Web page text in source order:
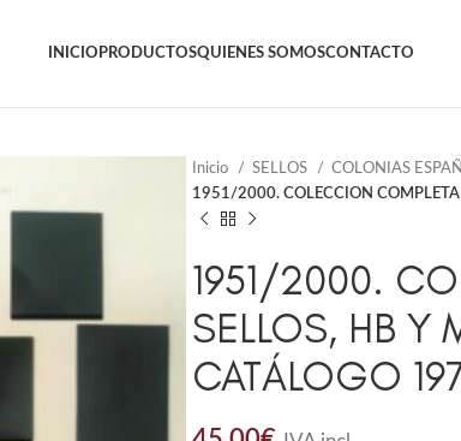
INICIO PRODUCTOSQUIENES SOMOSCONTACTO
Inicio SELLOS COLONIAS
1951/2000. COLECCION COMPLETA
1951/2000.
SELLOS, HB Y
CATÁLOGO